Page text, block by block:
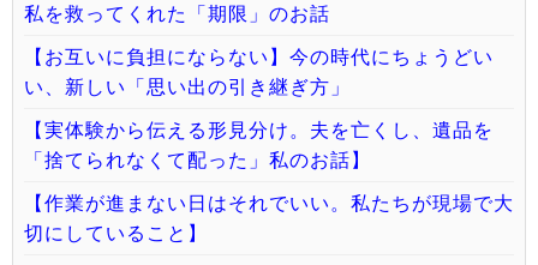
私を救ってくれた「期限」のお話
【お互いに負担にならない】今の時代にちょうどい
い、新しい「思い出の引き継ぎ方」
【実体験から伝える形見分け。夫を亡くし、遺品を
「捨てられなくて配った」私のお話】
【作業が進まない日はそれでいい。私たちが現場で大
切にしていること】